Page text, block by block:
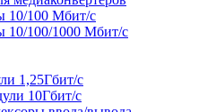
10/100 Мбит/с
10/100/1000 Мбит/c
1,25Гбит/с
10Гбит/с